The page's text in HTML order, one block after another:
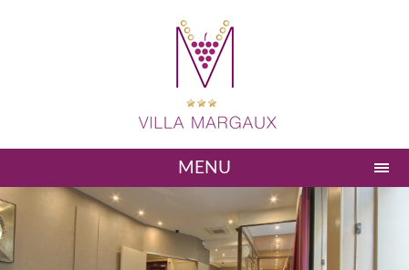
MENU
Réserver